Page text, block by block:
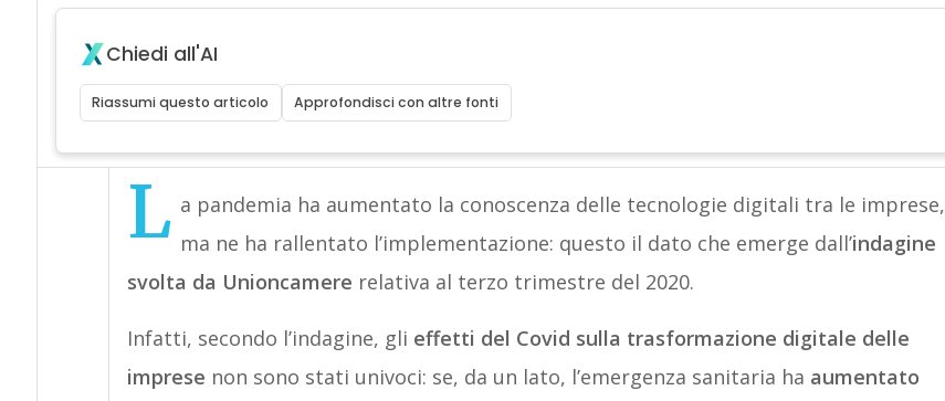
Chiedi all'AI
Riassumi questo articolo Approfondisci con altre fonti
L a pandemia ha aumentato la conoscenza delle tecnologie digitali tra le imprese,
ma ne ha rallentato l’implementazione: questo il dato che emerge dall’indagine
svolta da Unioncamere relativa al terzo trimestre del 2020.
Infatti, secondo l’indagine, gli effetti del Covid sulla trasformazione digitale delle
imprese non sono stati univoci: se, da un lato, l’emergenza sanitaria ha aumentato